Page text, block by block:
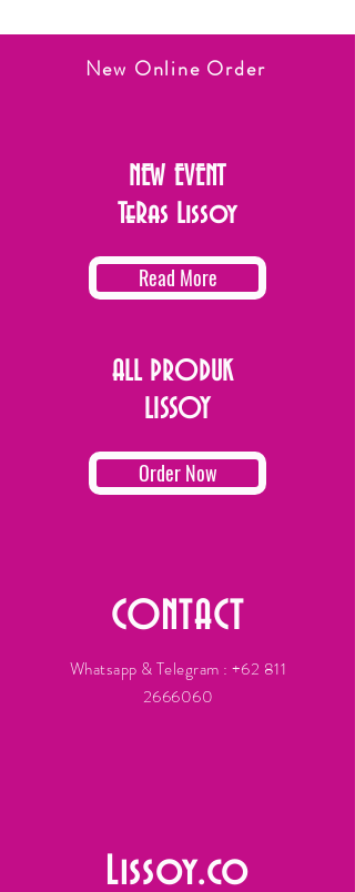
New Online Order
NEW EVENT
TeRas Lissoy
Read More
ALL PRODUK
LISSOY
Order Now
CONTACT
Whatsapp & Telegram : +62 811
2666060
Lissoy.co